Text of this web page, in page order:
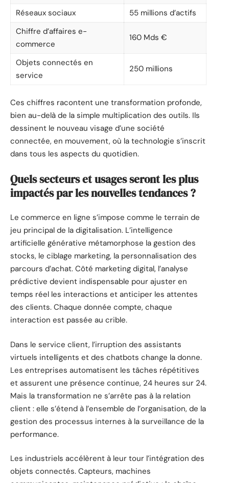
Réseaux sociaux
55 millions d’actifs
Chiffre d’affaires e-
commerce
160 Mds €
Objets connectés en
service
250 millions
Ces chiffres racontent une transformation profonde,
bien au-delà de la simple multiplication des outils. Ils
dessinent le nouveau visage d’une société
connectée, en mouvement, où la technologie s’inscrit
dans tous les aspects du quotidien.
Quels secteurs et usages seront les plus
impactés par les nouvelles tendances ?
Le commerce en ligne s’impose comme le terrain de
jeu principal de la digitalisation. L’intelligence
artificielle générative métamorphose la gestion des
stocks, le ciblage marketing, la personnalisation des
parcours d’achat. Côté marketing digital, l’analyse
prédictive devient indispensable pour ajuster en
temps réel les interactions et anticiper les attentes
des clients. Chaque donnée compte, chaque
interaction est passée au crible.
Dans le service client, l’irruption des assistants
virtuels intelligents et des chatbots change la donne.
Les entreprises automatisent les tâches répétitives
et assurent une présence continue, 24 heures sur 24.
Mais la transformation ne s’arrête pas à la relation
client : elle s’étend à l’ensemble de l’organisation, de la
gestion des processus internes à la surveillance de la
performance.
Les industriels accélèrent à leur tour l’intégration des
objets connectés. Capteurs, machines